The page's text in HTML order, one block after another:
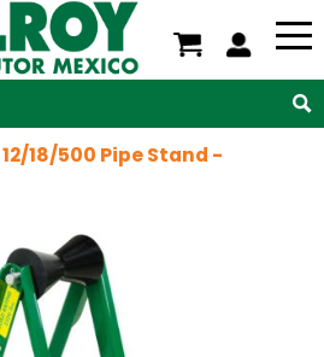
Productos Soporte
12/18/500 Pipe Stand -